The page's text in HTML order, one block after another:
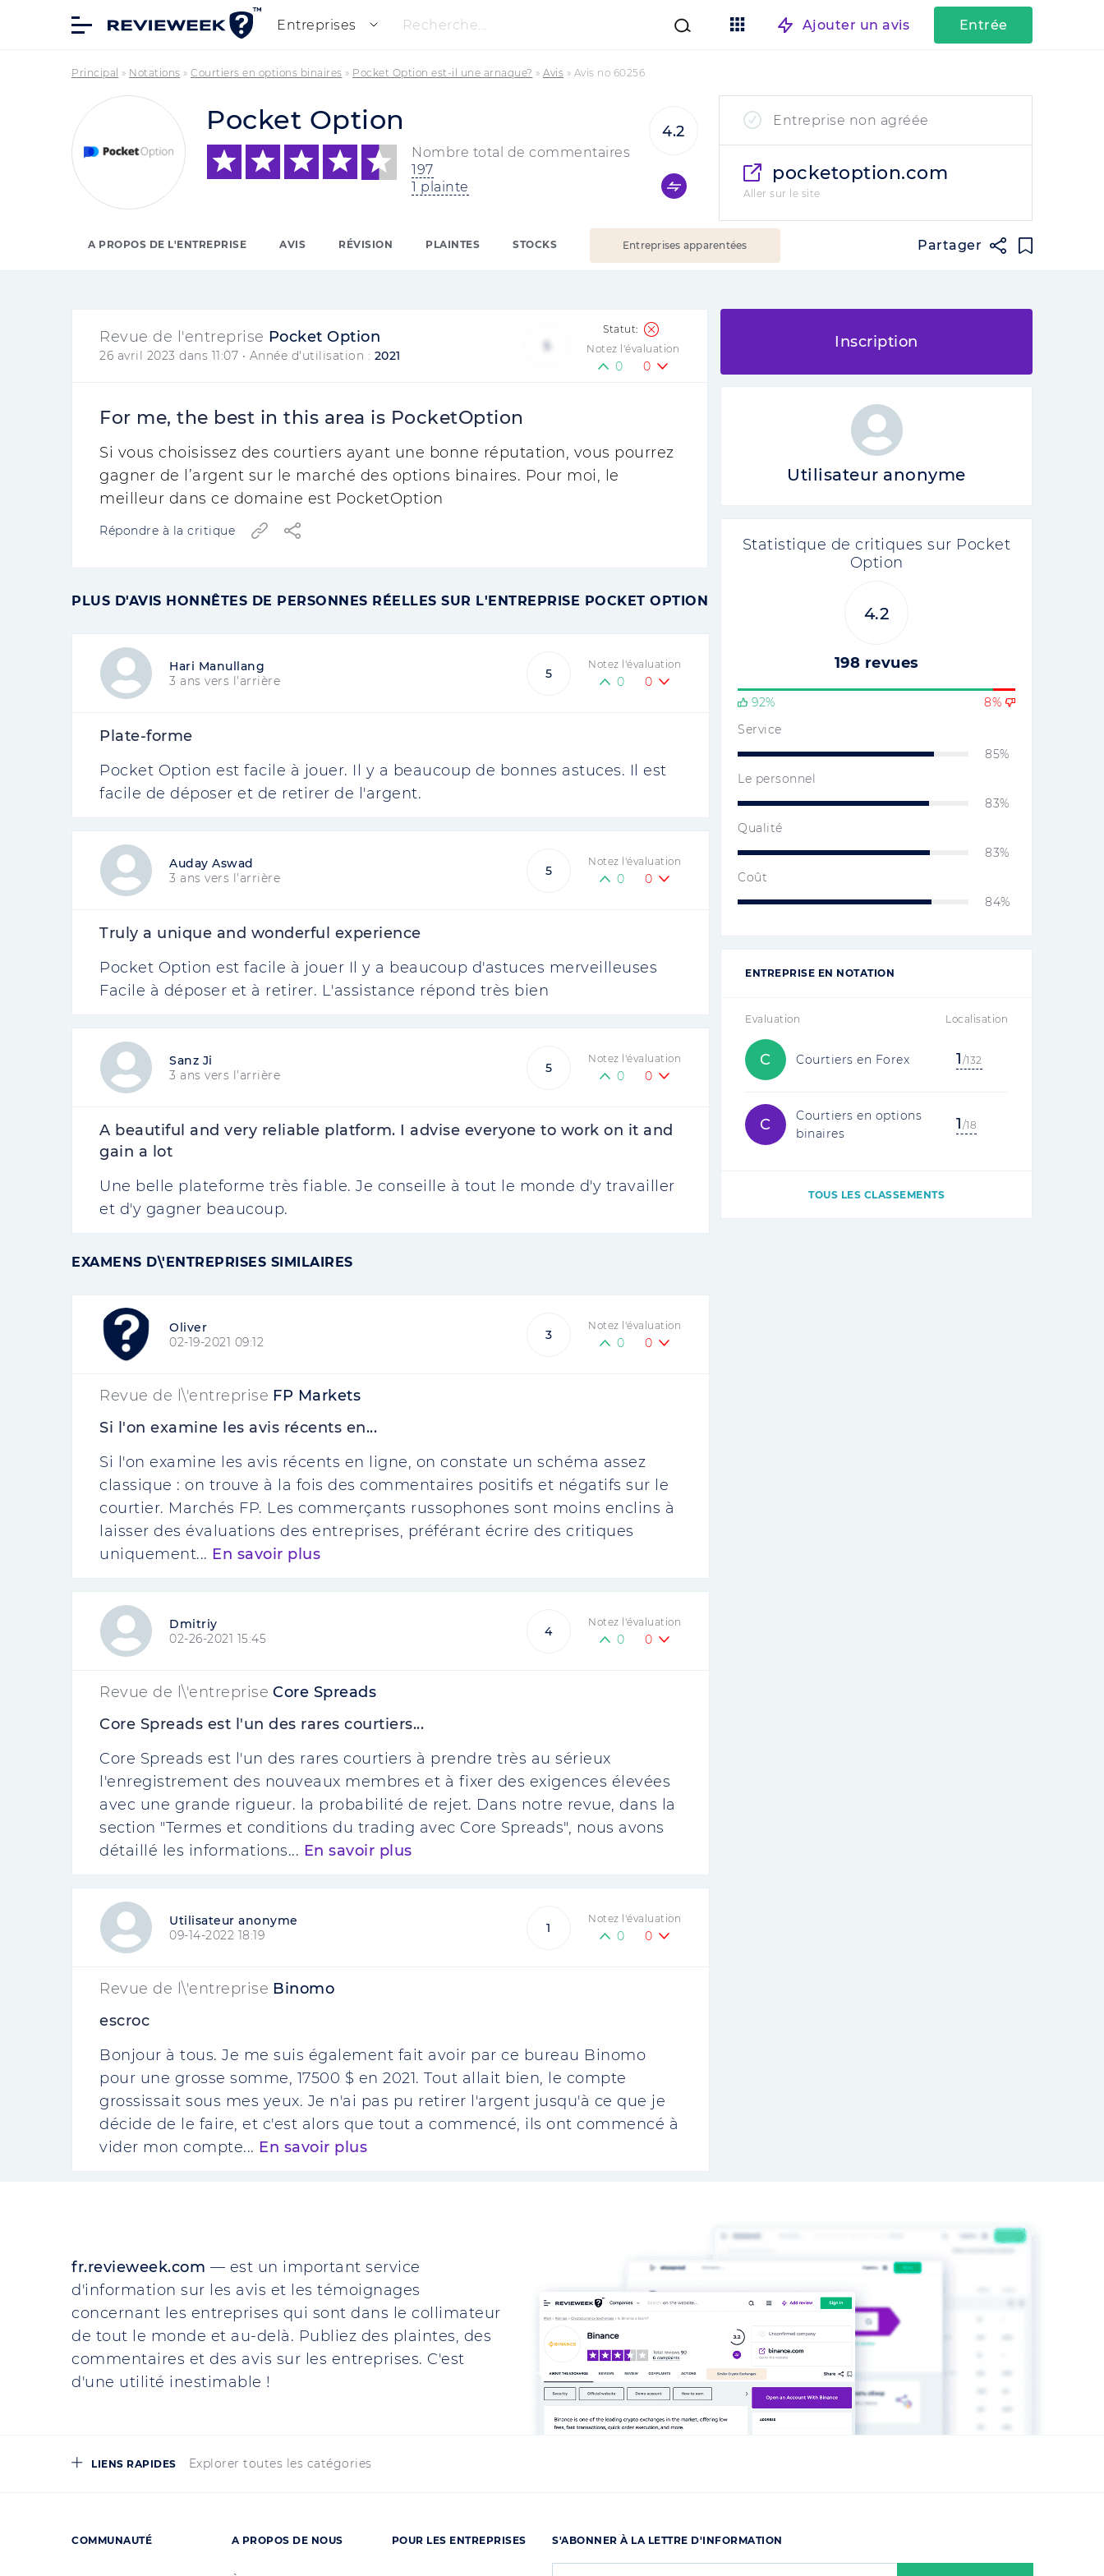
Entreprises Recherche... Ajouter un avis Entrée
Principal » Notations » Courtiers en options binaires » Pocket Option est-il une arnaque? » Avis » Avis no 60256
Pocket Option
Nombre total de commentaires
197
1 plainte
4.2
Entreprise non agréée
pocketoption.com
Aller sur le site
A PROPOS DE L'ENTREPRISE AVIS RÉVISION PLAINTES STOCKS Entreprises apparentées Partager
Revue de l'entreprise Pocket Option
26 avril 2023 dans 11:07 • Année d'utilisation : 2021
5 Notez l'évaluation
0 0
For me, the best in this area is PocketOption
Si vous choisissez des courtiers ayant une bonne réputation, vous pourrez
gagner de l’argent sur le marché des options binaires. Pour moi, le
meilleur dans ce domaine est PocketOption
Répondre à la critique
PLUS D'AVIS HONNÊTES DE PERSONNES RÉELLES SUR L'ENTREPRISE POCKET OPTION
Hari Manullang
3 ans vers l'arrière
5
Notez l'évaluation
0 0
Plate-forme
Pocket Option est facile à jouer. Il y a beaucoup de bonnes astuces. Il est
facile de déposer et de retirer de l'argent.
Auday Aswad
3 ans vers l'arrière
5
Notez l'évaluation
0 0
Truly a unique and wonderful experience
Pocket Option est facile à jouer Il y a beaucoup d'astuces merveilleuses
Facile à déposer et à retirer. L'assistance répond très bien
Sanz Ji
3 ans vers l'arrière
5
Notez l'évaluation
0 0
A beautiful and very reliable platform. I advise everyone to work on it and
gain a lot
Une belle plateforme très fiable. Je conseille à tout le monde d'y travailler
et d'y gagner beaucoup.
EXAMENS D\'ENTREPRISES SIMILAIRES
Oliver
02-19-2021 09:12
3
Notez l'évaluation
0 0
Revue de l\'entreprise FP Markets
Si l'on examine les avis récents en...
Si l'on examine les avis récents en ligne, on constate un schéma assez
classique : on trouve à la fois des commentaires positifs et négatifs sur le
courtier. Marchés FP. Les commerçants russophones sont moins enclins à
laisser des évaluations des entreprises, préférant écrire des critiques
uniquement... En savoir plus
Dmitriy
02-26-2021 15:45
4
Notez l'évaluation
0 0
Revue de l\'entreprise Core Spreads
Core Spreads est l'un des rares courtiers...
Core Spreads est l'un des rares courtiers à prendre très au sérieux
l'enregistrement des nouveaux membres et à fixer des exigences élevées
avec une grande rigueur. la probabilité de rejet. Dans notre revue, dans la
section "Termes et conditions du trading avec Core Spreads", nous avons
détaillé les informations... En savoir plus
Utilisateur anonyme
09-14-2022 18:19
1
Notez l'évaluation
0 0
Revue de l\'entreprise Binomo
escroc
Bonjour à tous. Je me suis également fait avoir par ce bureau Binomo
pour une grosse somme, 17500 $ en 2021. Tout allait bien, le compte
grossissait sous mes yeux. Je n'ai pas pu retirer l'argent jusqu'à ce que je
décide de le faire, et c'est alors que tout a commencé, ils ont commencé à
vider mon compte... En savoir plus
Inscription
Utilisateur anonyme
Statistique de critiques sur Pocket
Option
4.2
198 revues
92%
8%
Service
85%
Le personnel
83%
Qualité
83%
Coût
84%
ENTREPRISE EN NOTATION
Evaluation Localisation
C Courtiers en Forex 1 /132
C
Courtiers en options
binaires
1 /18
TOUS LES CLASSEMENTS
fr.revieweek.com — est un important service
d'information sur les avis et les témoignages
concernant les entreprises qui sont dans le collimateur
de tout le monde et au-delà. Publiez des plaintes, des
commentaires et des avis sur les entreprises. C'est
d'une utilité inestimable !
LIENS RAPIDES Explorer toutes les catégories
COMMUNAUTÉ A PROPOS DE NOUS POUR LES ENTREPRISES S'ABONNER À LA LETTRE D'INFORMATION